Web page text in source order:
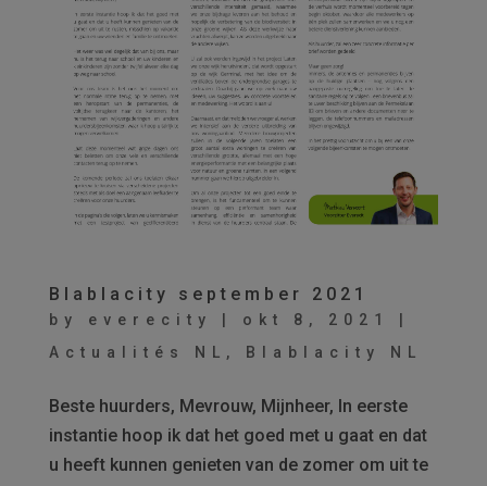
Blablacity september 2021
by everecity okt 8, 2021
Actualités NL , Blablacity NL
Beste huurders, Mevrouw, Mijnheer, In eerste
instantie hoop ik dat het goed met u gaat en dat
u heeft kunnen genieten van de zomer om uit te